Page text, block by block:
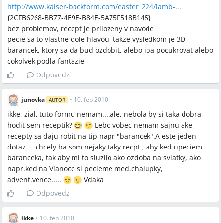
http://www.kaiser-backform.com/easter_224/lamb-...
{2CFB6268-BB77-4E9E-B84E-5A75F518B145}
bez problemov, recept je prilozeny v navode
pecie sa to vlastne dole hlavou, takze vysledkom je 3D
barancek, ktory sa da bud ozdobit, alebo iba pocukrovat alebo
cokolvek podla fantazie
Odpovedz
junovka AUTOR • 10. feb 2010
ikke, zial, tuto formu nemam....ale, nebola by si taka dobra
hodit sem receptik?
Lebo vobec nemam sajnu ake
recepty sa daju robit na tip napr "barancek".A este jeden
dotaz.....chcely ba som nejaky taky recpt , aby ked upeciem
baranceka, tak aby mi to sluzilo ako ozdoba na sviatky, ako
napr.ked na Vianoce si pecieme med.chalupky,
advent.vence.....
Vdaka
Odpovedz
ikke • 10. feb 2010